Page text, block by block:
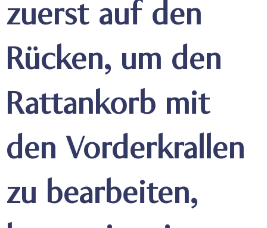
zuerst auf den
Rücken, um den
Rattankorb mit
den Vorderkrallen
zu bearbeiten,